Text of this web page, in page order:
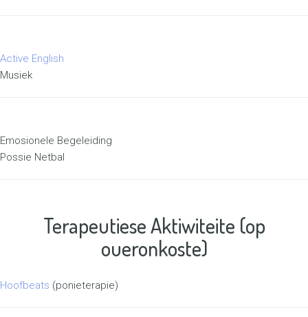
Active English
Musiek
Emosionele Begeleiding
Possie Netbal
Terapeutiese Aktiwiteite (op
oueronkoste)
Hoofbeats (ponieterapie)